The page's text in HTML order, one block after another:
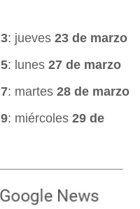
3: jueves 23 de marzo
5: lunes 27 de marzo
7: martes 28 de marzo
9: miércoles 29 de